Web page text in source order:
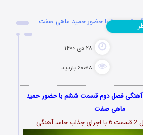
۲۸ دی ۱۴۰۰
۶۰۰۷۸ بازدید
آهنگی فصل دوم قسمت ششم با حضور حمید
ماهی صفت